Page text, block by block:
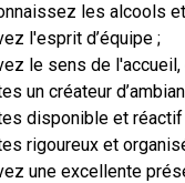
les alcools
l'esprit d’équipe ;
le sens de
un créateur
disponible et réactif
rigoureux et
une excellente